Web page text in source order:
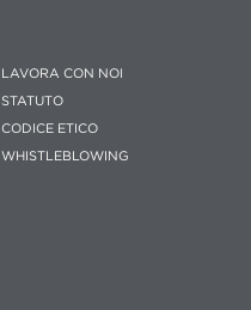
LAVORA CON NOI
STATUTO
CODICE ETICO
WHISTLEBLOWING